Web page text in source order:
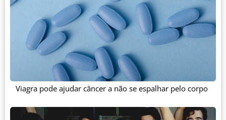
Viagra pode ajudar câncer a não se espalhar pelo corpo